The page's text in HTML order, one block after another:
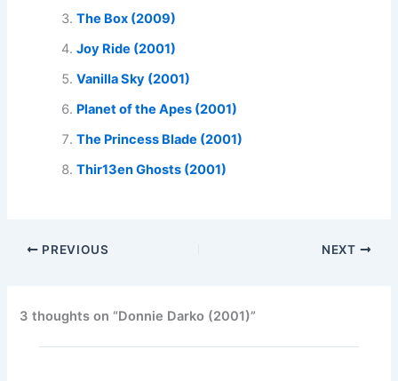
The Box (2009)
Joy Ride (2001)
Vanilla Sky (2001)
Planet of the Apes (2001)
The Princess Blade (2001)
Thir13en Ghosts (2001)
PREVIOUS NEXT
3 thoughts on “Donnie Darko (2001)”